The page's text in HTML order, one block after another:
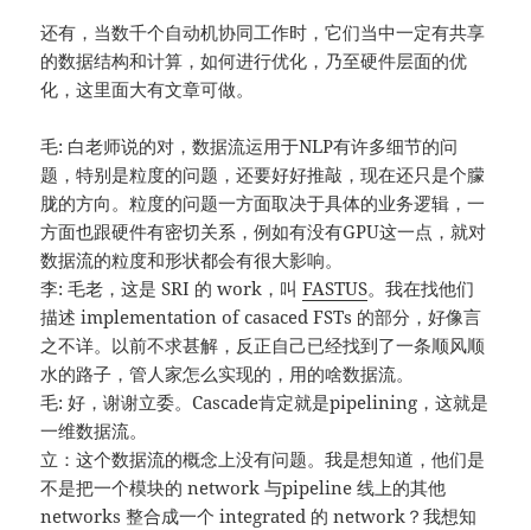
还有，当数千个自动机协同工作时，它们当中一定有共享
的数据结构和计算，如何进行优化，乃至硬件层面的优
化，这里面大有文章可做。
毛: 白老师说的对，数据流运用于NLP有许多细节的问
题，特别是粒度的问题，还要好好推敲，现在还只是个朦
胧的方向。粒度的问题一方面取决于具体的业务逻辑，一
方面也跟硬件有密切关系，例如有没有GPU这一点，就对
数据流的粒度和形状都会有很大影响。
李: 毛老，这是 SRI 的 work，叫FASTUS。我在找他们
描述 implementation of casaced FSTs 的部分，好像言
之不详。以前不求甚解，反正自己已经找到了一条顺风顺
水的路子，管人家怎么实现的，用的啥数据流。
毛: 好，谢谢立委。Cascade肯定就是pipelining，这就是
一维数据流。
立：这个数据流的概念上没有问题。我是想知道，他们是
不是把一个模块的 network 与pipeline 线上的其他
networks 整合成一个 integrated 的 network？我想知